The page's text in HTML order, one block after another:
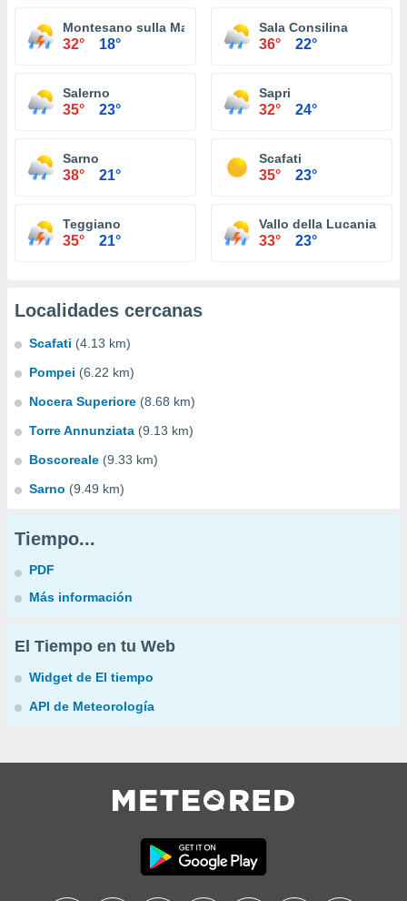
Montesano sulla Marcellana
32° 18°
Sala Consilina
36° 22°
Salerno
35° 23°
Sapri
32° 24°
Sarno
38° 21°
Scafati
35° 23°
Teggiano
35° 21°
Vallo della Lucania
33° 23°
Localidades cercanas
Scafati (4.13 km)
Pompei (6.22 km)
Nocera Superiore (8.68 km)
Torre Annunziata (9.13 km)
Boscoreale (9.33 km)
Sarno (9.49 km)
Tiempo...
PDF
Más información
El Tiempo en tu Web
Widget de El tiempo
API de Meteorología